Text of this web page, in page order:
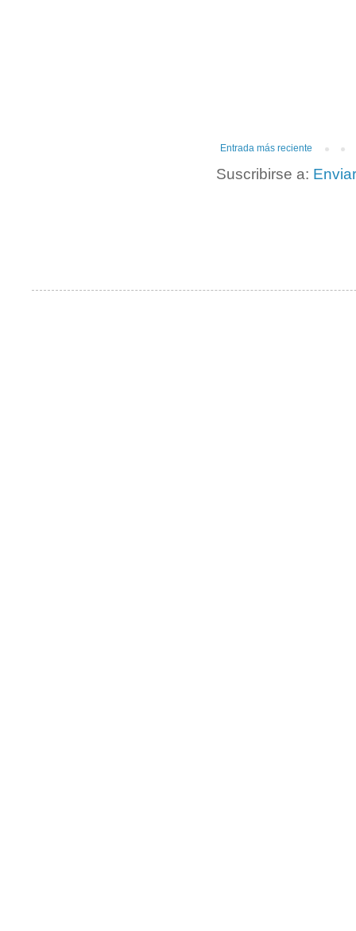
Entrada más reciente
Suscribirse a: